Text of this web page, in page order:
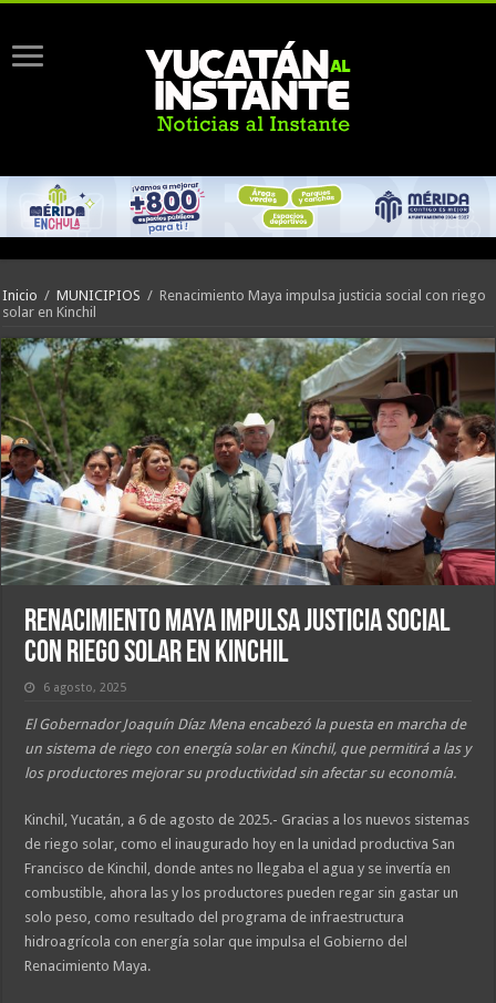
Inicio / MUNICIPIOS / Renacimiento Maya impulsa justicia social con riego
solar en Kinchil
Renacimiento Maya impulsa justicia social
con riego solar en Kinchil
6 agosto, 2025
El Gobernador Joaquín Díaz Mena encabezó la puesta en marcha de
un sistema de riego con energía solar en Kinchil, que permitirá a las y
los productores mejorar su productividad sin afectar su economía.
Kinchil, Yucatán, a 6 de agosto de 2025.- Gracias a los nuevos sistemas
de riego solar, como el inaugurado hoy en la unidad productiva San
Francisco de Kinchil, donde antes no llegaba el agua y se invertía en
combustible, ahora las y los productores pueden regar sin gastar un
solo peso, como resultado del programa de infraestructura
hidroagrícola con energía solar que impulsa el Gobierno del
Renacimiento Maya.